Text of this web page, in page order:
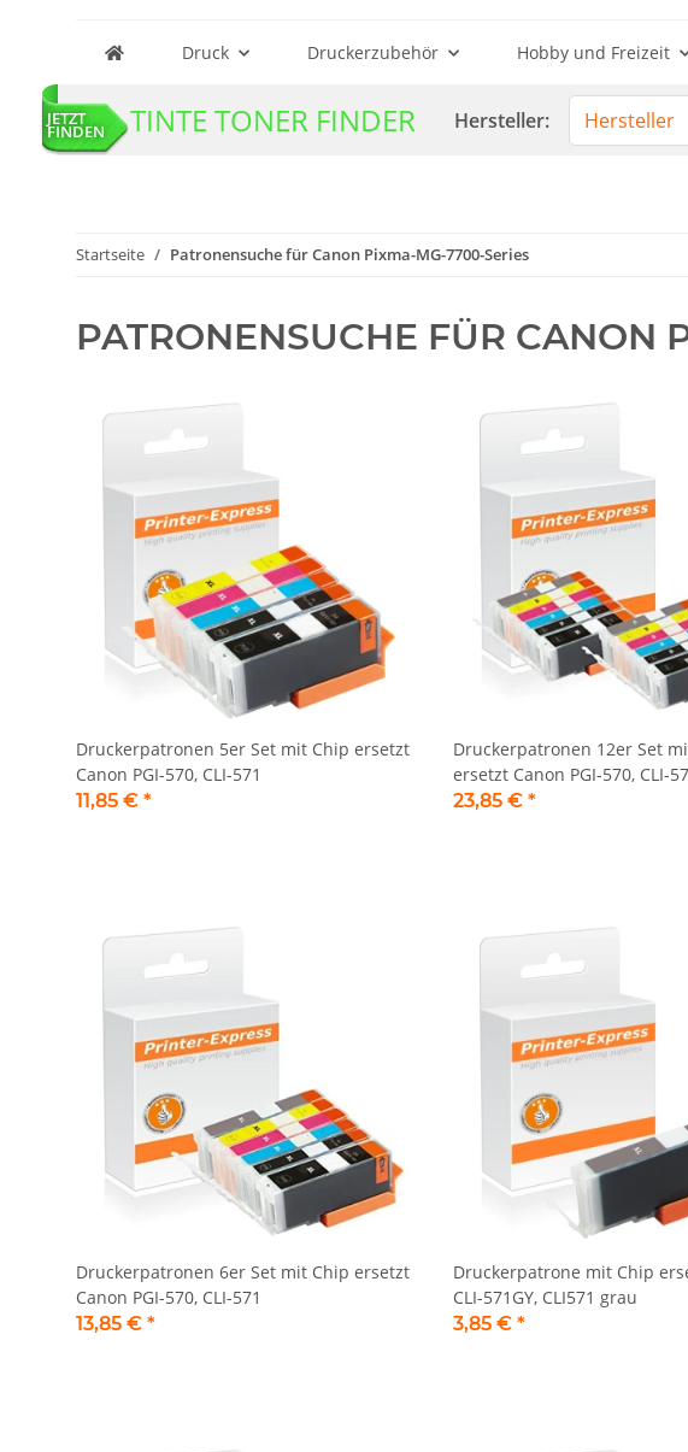
Druck Druckerzubehör Hobby und Freizeit
JETZT
FINDEN TINTE TONER FINDER Hersteller:
Startseite Patronensuche für Canon Pixma-MG-7700-Series
PATRONENSUCHE FÜR CANON
Druckerpatronen 5er Set mit Chip ersetzt
Canon PGI-570, CLI-571
11,85 € *
Druckerpatronen 12er Set
ersetzt Canon PGI-570, CLI-
23,85 € *
Druckerpatronen 6er Set mit Chip ersetzt
Canon PGI-570, CLI-571
13,85 € *
Druckerpatrone mit Chip
CLI-571GY, CLI571 grau
3,85 € *